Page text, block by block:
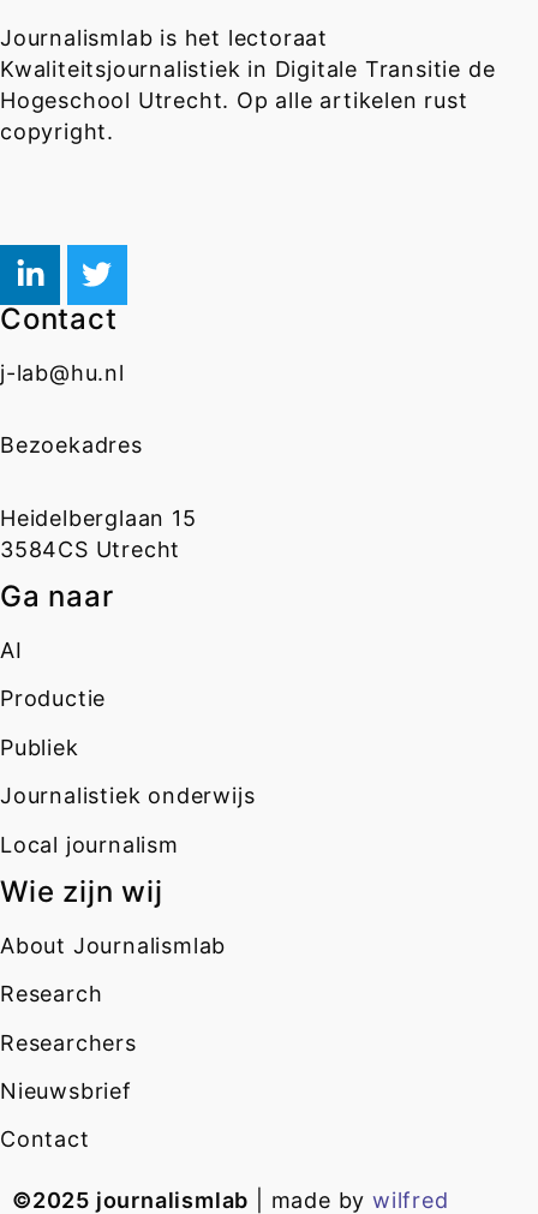
Journalismlab is het lectoraat
Kwaliteitsjournalistiek in Digitale Transitie de
Hogeschool Utrecht. Op alle artikelen rust
copyright.
Contact
j-lab@hu.nl
Bezoekadres
Heidelberglaan 15
3584CS Utrecht
Ga naar
AI
Productie
Publiek
Journalistiek onderwijs
Local journalism
Wie zijn wij
About Journalismlab
Research
Researchers
Nieuwsbrief
Contact
©2025 journalismlab | made bywilfred